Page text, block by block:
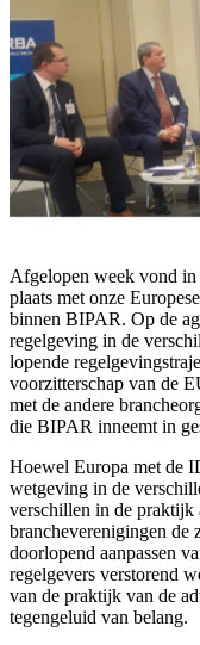
Afgelopen week vond in
plaats met onze
binnen BIPAR. Op de
regelgeving in de
lopende
voorzitterschap van de
met de andere
die BIPAR inneemt in
Hoewel Europa met de
wetgeving in de
verschillen in de praktijk
brancheverenigingen de
doorlopend aanpassen
regelgevers verstorend
van de praktijk van de
tegengeluid van belang.